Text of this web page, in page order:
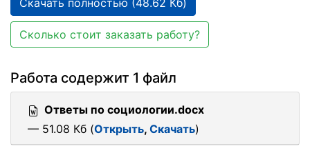
Скачать полностью (48.62 Кб)
Сколько стоит заказать работу?
Работа содержит 1 файл
Ответы по социологии.docx
— 51.08 Кб (Открыть, Скачать)